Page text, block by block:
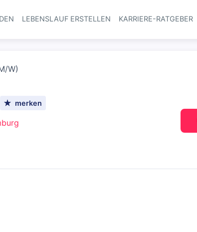
Haupt-Navigation
LEBENSLAUF ERSTELLEN KARRIERE-RATGEBER
W)
merken